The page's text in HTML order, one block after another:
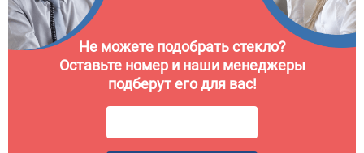
Не можете подобрать стекло?
Оставьте номер и наши менеджеры
подберут его для вас!